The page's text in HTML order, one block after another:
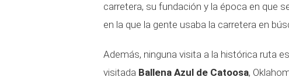
carretera, su fundación y la época en que
en la que la gente usaba la carretera en
Además, ninguna visita a la histórica ruta
visitada Ballena Azul de Catoosa,